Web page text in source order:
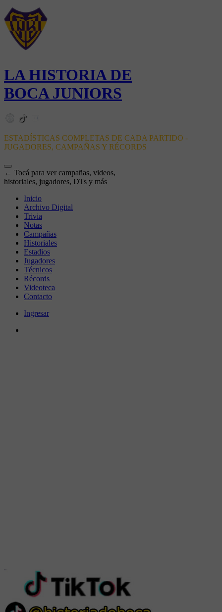
LA HISTORIA DE
BOCA JUNIORS
ESTADÍSTICAS COMPLETAS DE CADA PARTIDO -
JUGADORES, CAMPAÑAS Y RÉCORDS
← Tocá para ver campañas, videos,
historiales, jugadores, DTs y más
Inicio
Archivo Digital
Trivia
Notas
Campañas
Historiales
Estadios
Jugadores
Técnicos
Récords
Videoteca
Contacto
Ingresar